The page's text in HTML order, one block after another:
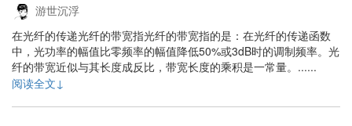
游世沉浮
在光纤的传递光纤的带宽指光纤的带宽指的是：在光纤的传递函数
中，光功率的幅值比零频率的幅值降低50%或3dB时的调制频率。光
纤的带宽近似与其长度成反比，带宽长度的乘积是一常量。......
阅读全文↓